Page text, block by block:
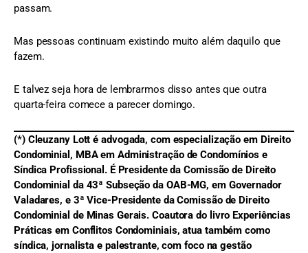
passam.
Mas pessoas continuam existindo muito além daquilo que
fazem.
E talvez seja hora de lembrarmos disso antes que outra
quarta-feira comece a parecer domingo.
(*) Cleuzany Lott é advogada, com especialização em Direito
Condominial, MBA em Administração de Condomínios e
Síndica Profissional. É Presidente da Comissão de Direito
Condominial da 43ª Subseção da OAB-MG, em Governador
Valadares, e 3ª Vice-Presidente da Comissão de Direito
Condominial de Minas Gerais. Coautora do livro Experiências
Práticas em Conflitos Condominiais, atua também como
síndica, jornalista e palestrante, com foco na gestão